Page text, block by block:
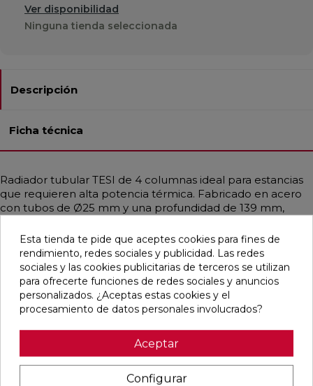
Ver disponibilidad
Ninguna tienda seleccionada
Descripción
Ficha técnica
Radiador tubular TESI de 4 columnas ideal para estancias
que requieren alta potencia térmica. Fabricado en acero
con tubos de Ø25 mm y una profundidad de 139 mm,
todo tipo de ambientes, incluidos espacios públicos y
sanitarios gracias a sus formas redondeadas. Disponible en
diferentes medidas y en una amplia gama de colores,
incluidos acabados RAL personalizados. Garantiza una
distribución uniforme del calor, siendo compatible con
sistemas de baja temperatura como calderas de
soportes universales y tapón embellecedor.
Esta tienda te pide que aceptes cookies para fines de
rendimiento, redes sociales y publicidad. Las redes
sociales y las cookies publicitarias de terceros se utilizan
para ofrecerte funciones de redes sociales y anuncios
personalizados. ¿Aceptas estas cookies y el
procesamiento de datos personales involucrados?
Aceptar
Configurar